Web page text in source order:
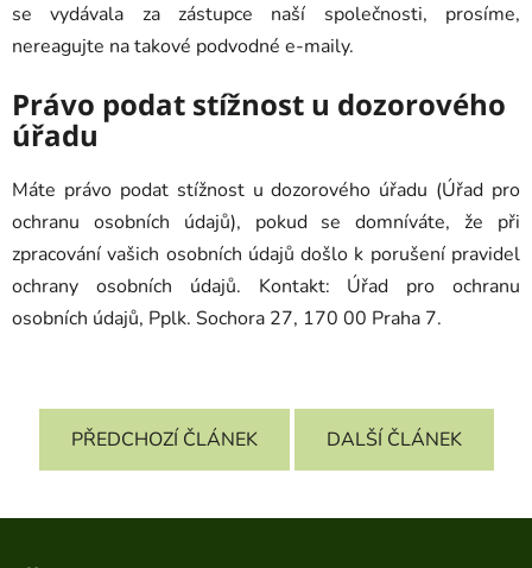
se vydávala za zástupce naší společnosti, prosíme,
nereagujte na takové podvodné e-maily.
Právo podat stížnost u dozorového
úřadu
Máte právo podat stížnost u dozorového úřadu (Úřad pro
ochranu osobních údajů), pokud se domníváte, že při
zpracování vašich osobních údajů došlo k porušení pravidel
ochrany osobních údajů. Kontakt: Úřad pro ochranu
osobních údajů, Pplk. Sochora 27, 170 00 Praha 7.
PŘEDCHOZÍ ČLÁNEK DALŠÍ ČLÁNEK
Z